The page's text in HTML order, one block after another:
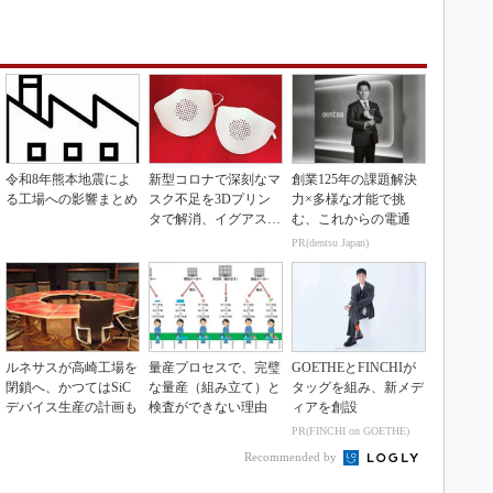
令和8年熊本地震によ
る工場への影響まとめ
新型コロナで深刻なマ
スク不足を3Dプリン
タで解消、イグアスが
創業125年の課題解決
力×多様な才能で挑
む、これからの電通
PR(dentsu Japan)
ルネサスが高崎工場を
閉鎖へ、かつてはSiC
デバイス生産の計画も
量産プロセスで、完璧
な量産（組み立て）と
検査ができない理由
GOETHEとFINCHIが
タッグを組み、新メデ
ィアを創設
PR(FINCHI on GOETHE)
Recommended by